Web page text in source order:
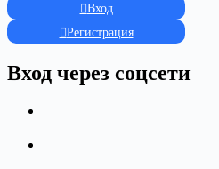
Вход
Регистрация
Вход через соцсети